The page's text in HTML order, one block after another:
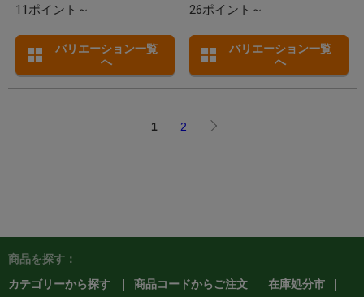
11ポイント～
バリエーション一覧
へ
26ポイント～
バリエーション一覧
へ
1 2
商品を探す：
カテゴリーから探す
商品コードからご注文
在庫処分市